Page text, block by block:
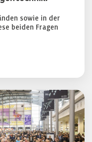
sowie in der
beiden Fragen